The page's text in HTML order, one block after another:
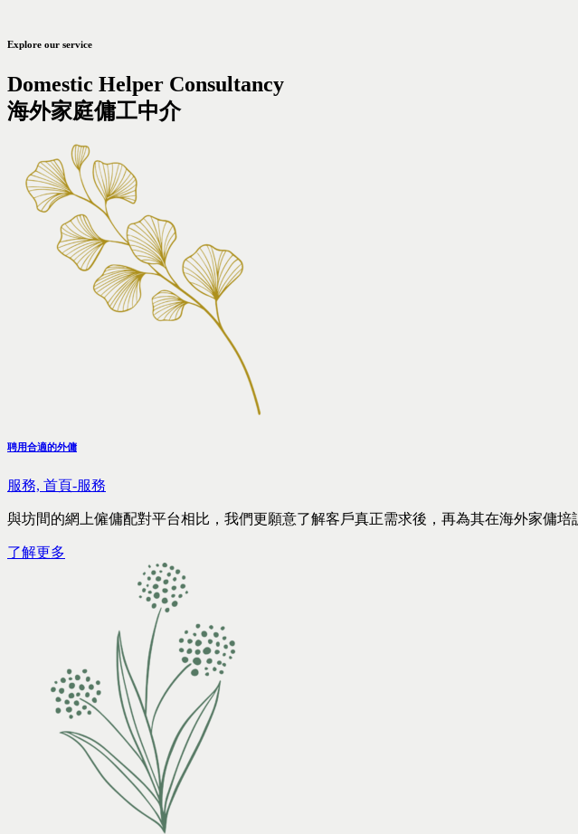
Explore our service
Domestic Helper Consultancy
海外家庭傭工中介
聘用合適的外傭
服務, 首頁-服務
與坊間的網上僱傭配對平台相比，我們更願意了解客戶真正需求後，再為其在海外家傭培
了解更多